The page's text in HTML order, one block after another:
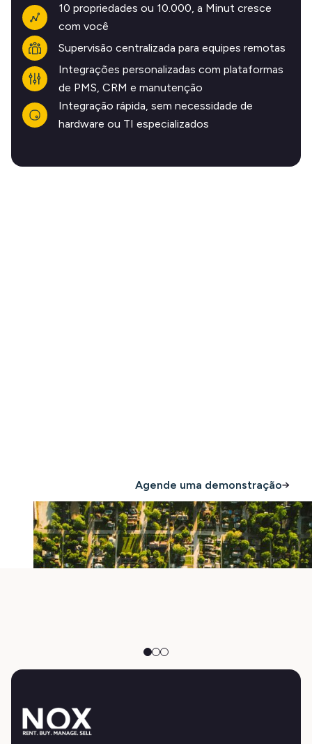
10 propriedades ou 10.000, a Minut cresce
com você
Supervisão centralizada para equipes remotas
Integrações personalizadas com plataformas
de PMS, CRM e manutenção
Integração rápida, sem necessidade de
hardware ou TI especializados
Agende uma demonstração